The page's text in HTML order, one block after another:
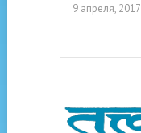
9 апреля, 2017